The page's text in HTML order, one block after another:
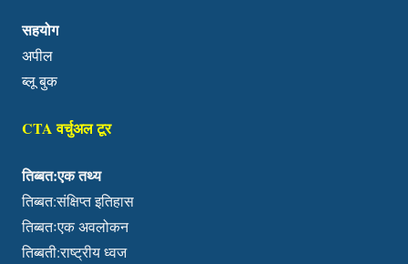
सहयोग
अपील
ब्लू बुक
CTA वर्चुअल टूर
तिब्बत:एक तथ्य
तिब्बत:संक्षिप्त इतिहास
तिब्बतःएक अवलोकन
तिब्बती:राष्ट्रीय ध्वज